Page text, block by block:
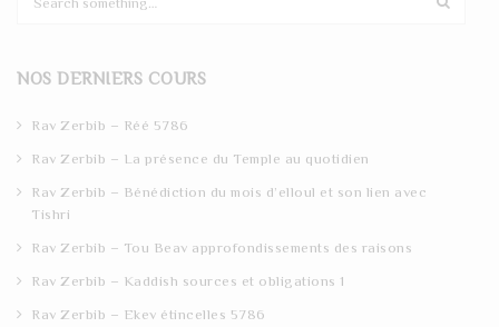
c
NOS DERNIERS COURS
Rav Zerbib – Réé 5786
Rav Zerbib – La présence du Temple au quotidien
Rav Zerbib – Bénédiction du mois d’elloul et son lien avec
Tishri
Rav Zerbib – Tou Beav approfondissements des raisons
Rav Zerbib – Kaddish sources et obligations 1
Rav Zerbib – Ekev étincelles 5786